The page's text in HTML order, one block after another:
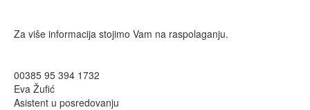
Za više informacija stojimo Vam na raspolaganju.
00385 95 394 1732
Eva Žufić
Asistent u posredovanju